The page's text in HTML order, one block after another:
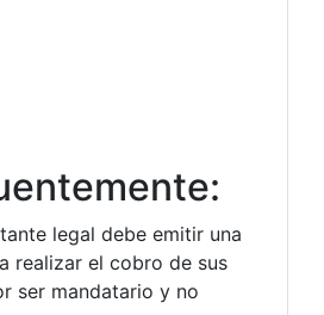
legal debe emitir una
realizar el cobro de sus
ser mandatario y no